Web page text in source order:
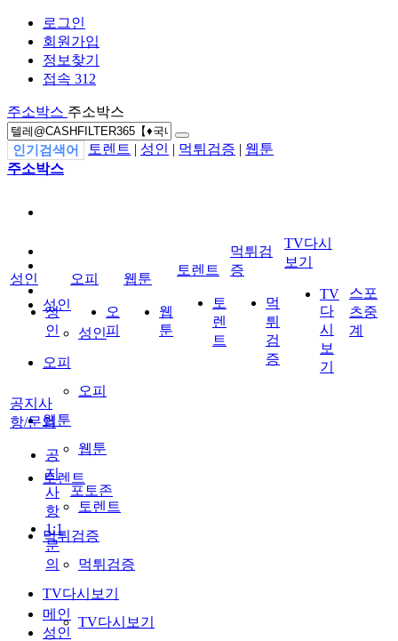
로그인
회원가입
정보찾기
접속 312
주소박스 주소박스
인기검색어 토렌트 | 성인 | 먹튀검증 | 웹툰
주소박스
성인
성인
오피
오피
웹툰
웹툰
토렌트
토렌트
먹튀검증
먹튀검증
TV다시보기
TV다시보기
성인
성
인
오피
오
피
웹툰
웹
툰
토렌트
토
렌
트
먹튀검
증
먹
튀
검
증
TV다시
보기
TV
다
시
보
기
스포
츠중
계
공지사
항/문의
공
지
사
항
1:1
문
의
포토존
메인
성인